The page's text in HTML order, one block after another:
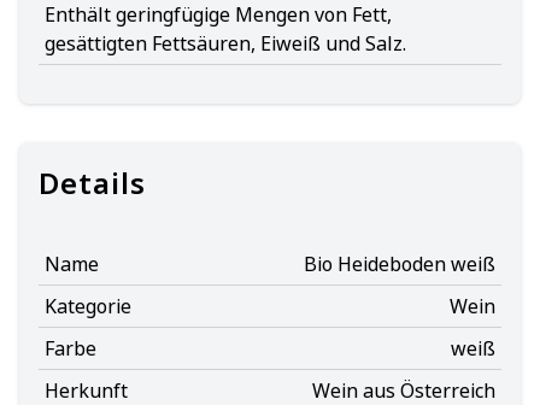
Enthält geringfügige Mengen von Fett,
gesättigten Fettsäuren, Eiweiß und Salz.
Details
Name
Bio Heideboden weiß
Kategorie
Wein
Farbe
weiß
Herkunft
Wein aus Österreich